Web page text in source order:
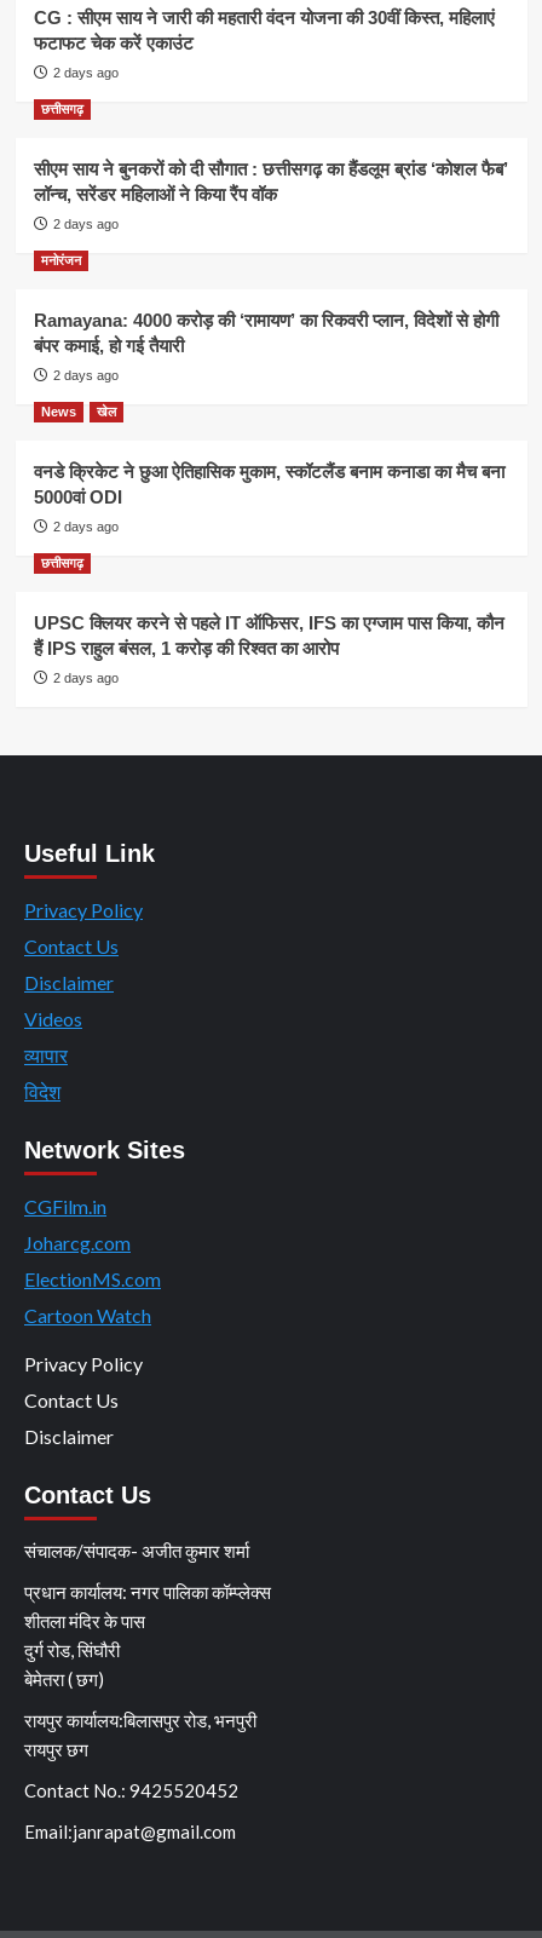
CG : सीएम साय ने जारी की महतारी वंदन योजना की 30वीं किस्त, महिलाएं
फटाफट चेक करें एकाउंट
2 days ago
छत्तीसगढ़
सीएम साय ने बुनकरों को दी सौगात : छत्तीसगढ़ का हैंडलूम ब्रांड ‘कोशल फैब’
लॉन्च, सरेंडर महिलाओं ने किया रैंप वॉक
2 days ago
मनोरंजन
Ramayana: 4000 करोड़ की ‘रामायण’ का रिकवरी प्लान, विदेशों से होगी
बंपर कमाई, हो गई तैयारी
2 days ago
News खेल
वनडे क्रिकेट ने छुआ ऐतिहासिक मुकाम, स्कॉटलैंड बनाम कनाडा का मैच बना
5000वां ODI
2 days ago
छत्तीसगढ़
UPSC क्लियर करने से पहले IT ऑफिसर, IFS का एग्जाम पास किया, कौन
हैं IPS राहुल बंसल, 1 करोड़ की रिश्वत का आरोप
2 days ago
Useful Link
Privacy Policy
Contact Us
Disclaimer
Videos
व्यापार
विदेश
Network Sites
CGFilm.in
Joharcg.com
ElectionMS.com
Cartoon Watch
Privacy Policy
Contact Us
Disclaimer
Contact Us
संचालक/संपादक- अजीत कुमार शर्मा
प्रधान कार्यालय: नगर पालिका कॉम्प्लेक्स
शीतला मंदिर के पास
दुर्ग रोड, सिंघौरी
बेमेतरा ( छग)
रायपुर कार्यालय:बिलासपुर रोड, भनपुरी
रायपुर छग
Contact No.: 9425520452
Email:janrapat@gmail.com